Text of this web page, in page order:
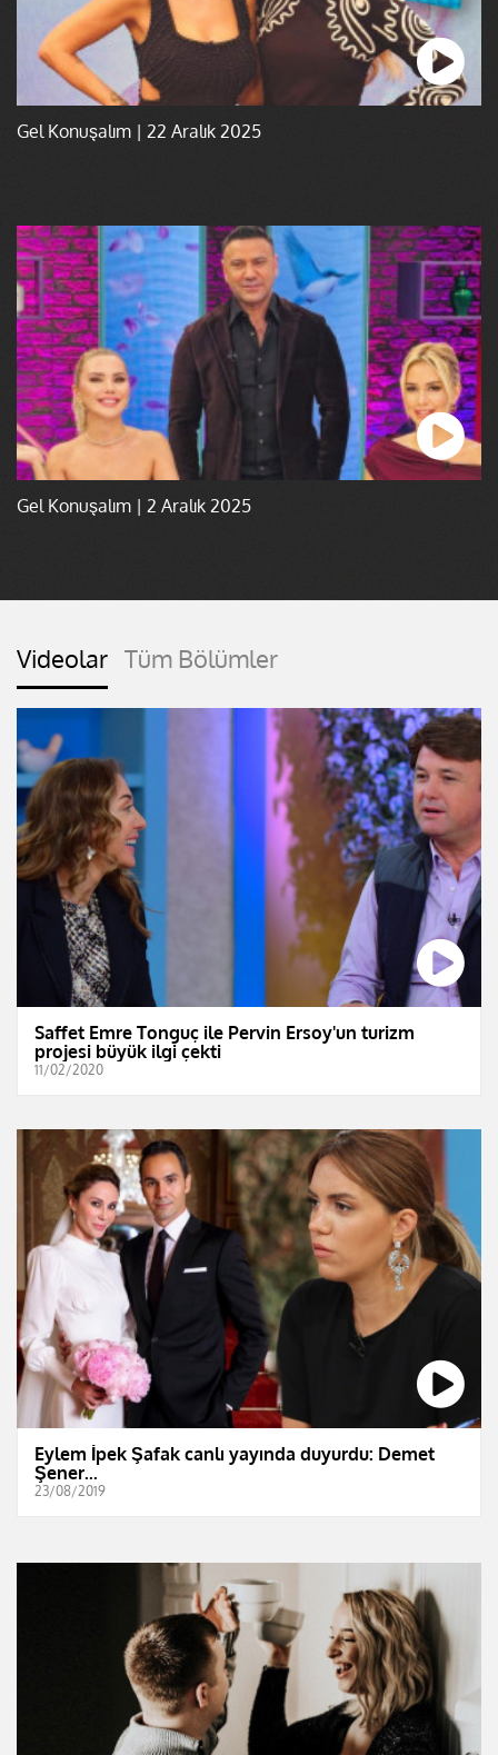
Gel Konuşalım | 22 Aralık 2025
Gel Konuşalım | 2 Aralık 2025
Videolar Tüm Bölümler
Saffet Emre Tonguç ile Pervin Ersoy'un turizm
projesi büyük ilgi çekti
11/02/2020
Eylem İpek Şafak canlı yayında duyurdu: Demet
Şener...
23/08/2019